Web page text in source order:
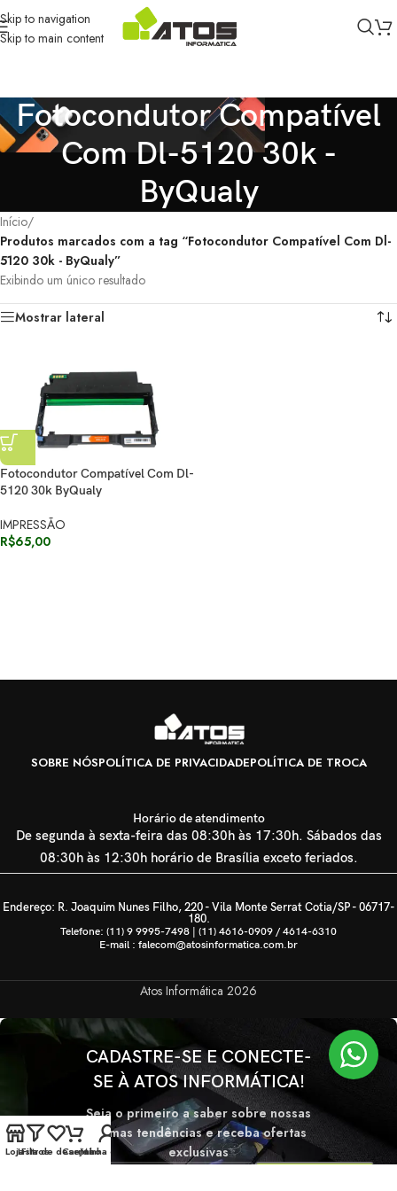
Skip to navigation
Skip to main content
Fotocondutor Compatível
Com Dl-5120 30k -
ByQualy
Início/
Produtos marcados com a tag “Fotocondutor Compatível Com Dl-
5120 30k - ByQualy”
Exibindo um único resultado
Mostrar lateral
Fotocondutor Compatível Com Dl-
5120 30k ByQualy
IMPRESSÃO
R$65,00
SOBRE NÓSPOLÍTICA DE PRIVACIDADEPOLÍTICA DE TROCA
Horário de atendimento
De segunda à sexta-feira das 08:30h às 17:30h. Sábados das
08:30h às 12:30h horário de Brasília exceto feriados.
Endereço: R. Joaquim Nunes Filho, 220 - Vila Monte Serrat Cotia/SP - 06717-
180.
Telefone: (11) 9 9995-7498 | (11) 4616-0909 / 4614-6310
E-mail : falecom@atosinformatica.com.br
Atos Informática 2026
CADASTRE-SE E CONECTE-
SE À ATOS INFORMÁTICA!
Seja o primeiro a saber sobre nossas
últimas tendências e receba ofertas
exclusivas
LojaFiltros
Lista de desejos
CarrinhoMinha conta